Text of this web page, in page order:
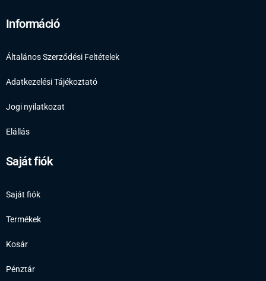
Információ
Általános Szerződési Feltételek
Adatkezelési Tájékoztató
Jogi nyilatkozat
Elállás
Saját fiók
Saját fiók
Termékek
Kosár
Pénztár